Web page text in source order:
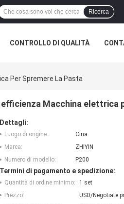
Ricerca
CONTROLLO DI QUALITÀ
Per Spremere La Pasta
Macchina elettrica
Dettagli:
Luogo di origine:
Cina
Marca:
ZHIYIN
Numero di modello:
P200
Termini di pagamento e spedizione:
Quantità di ordine minimo:
1 set
Prezzo:
USD/Negotiate